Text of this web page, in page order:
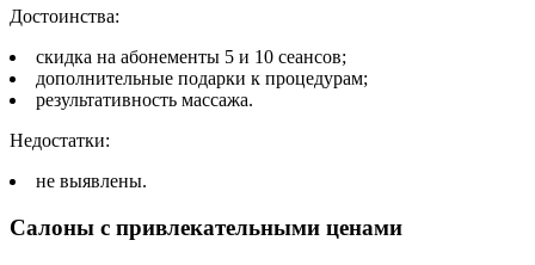
Достоинства:
скидка на абонементы 5 и 10 сеансов;
дополнительные подарки к процедурам;
результативность массажа.
Недостатки:
не выявлены.
Салоны с привлекательными ценами